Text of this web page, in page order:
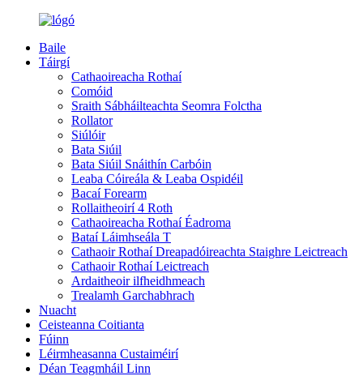
Baile
Táirgí
Cathaoireacha Rothaí
Comóid
Sraith Sábháilteachta Seomra Folctha
Rollator
Siúlóir
Bata Siúil
Bata Siúil Snáithín Carbóin
Leaba Cóireála & Leaba Ospidéil
Bacaí Forearm
Rollaitheoirí 4 Roth
Cathaoireacha Rothaí Éadroma
Bataí Láimhseála T
Cathaoir Rothaí Dreapadóireachta Staighre Leictreach
Cathaoir Rothaí Leictreach
Ardaitheoir ilfheidhmeach
Trealamh Garchabhrach
Nuacht
Ceisteanna Coitianta
Fúinn
Léirmheasanna Custaiméirí
Déan Teagmháil Linn